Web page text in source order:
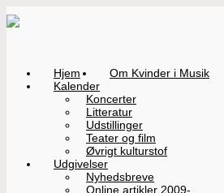
Hjem
Om Kvinder i Musik
Kalender
Koncerter
Litteratur
Udstillinger
Teater og film
Øvrigt kulturstof
Udgivelser
Nyhedsbreve
Online artikler 2009-